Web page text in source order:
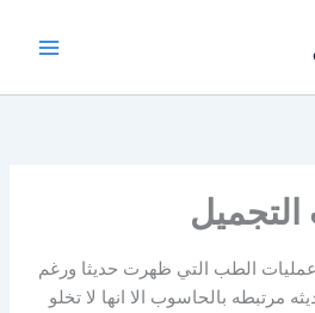
التجميل
الطب التي ظهرت حديثا ورغم
مرتبطه بالحاسوب الا انها لا تخلو